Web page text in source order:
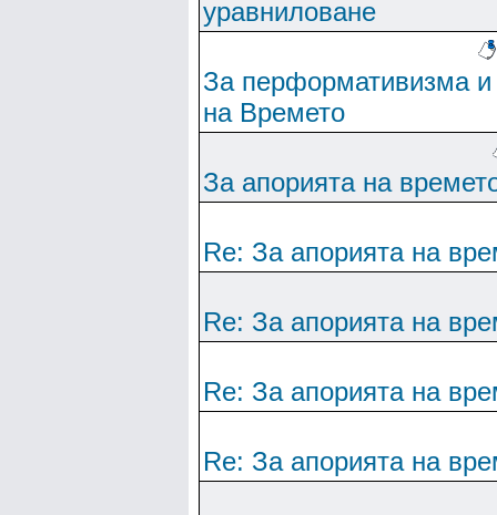
уравниловане
За перформативизма и
на Времето
За апорията на
Re: За апорията на
Re: За апорията на
Re: За апорията на
Re: За апорията на